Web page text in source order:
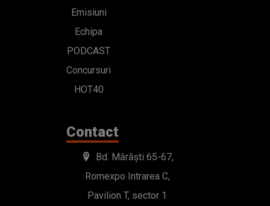
Emisiuni
Echipa
PODCAST
Concursuri
HOT40
Contact
Bd. Mărăști 65-67,
Romexpo Intrarea C,
Pavilion T, sector 1